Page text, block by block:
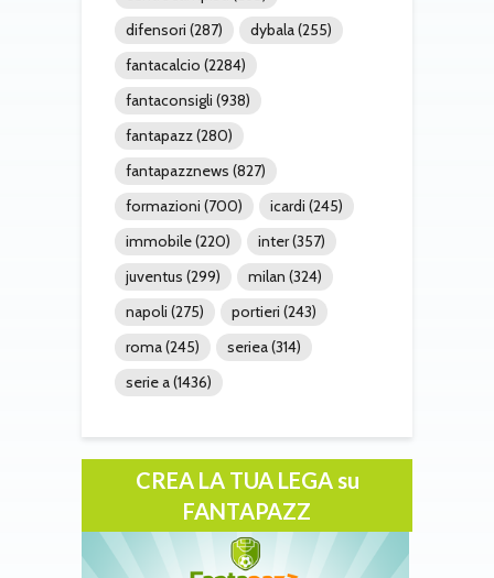
difensori (287) dybala(255)
fantacalcio (2284)
fantaconsigli (938)
fantapazz(280)
fantapazznews (827)
formazioni (700) icardi (245)
immobile(220) inter(357)
juventus (299) milan (324)
napoli (275) portieri (243)
roma(245) seriea(314)
serie a(1436)
CREA LA TUA LEGA su
FANTAPAZZ